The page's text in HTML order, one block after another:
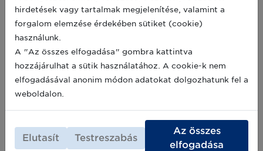
trendekről, amelyek a jövőben az
egészségesebb és fenntarthatóbb ételek
irányába vezethetik az élelmiszerszektort.
2019-03-18
hirdetések vagy tartalmak megjelenítése, valamint a
forgalom elemzése érdekében sütiket (cookie)
használunk.
A "Az összes elfogadása" gombra kattintva
hozzájárulhat a sütik használatához. A cookie-k nem
elfogadásával anonim módon adatokat dolgozhatunk fel a
weboldalon.
Elutasít Testreszabás
Az összes
elfogadása